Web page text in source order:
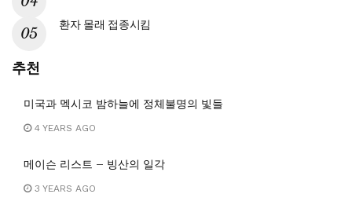
환자 몰래 접종시킴
추천
미국과 멕시코 밤하늘에 정체불명의 빛들
4 YEARS AGO
메이슨 리스트 – 빙산의 일각
3 YEARS AGO